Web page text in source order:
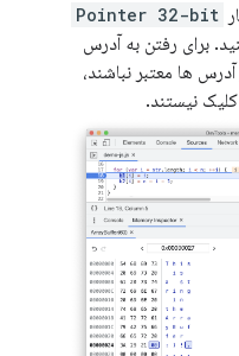
Pointer 32-bit
برای رفتن به آدرس
ها معتبر نباشند،
نیستند.